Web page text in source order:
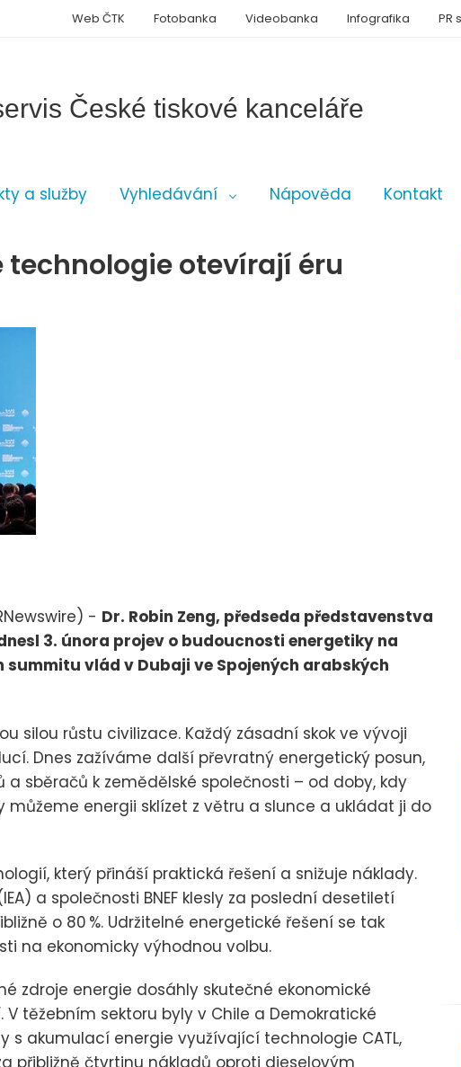
České tiskové kanceláře
a služby Vyhledávání Nápověda Kontakt
Web ČTK Fotobanka Videobanka Infografika PR
technologie otevírají éru
- Dr. Robin Zeng, předseda představenstva
3. února projev o budoucnosti energetiky na
vlád v Dubaji ve Spojených arabských
silou růstu civilizace. Každý zásadní skok ve vývoji
Dnes zažíváme další převratný energetický posun,
sběračů k zemědělské společnosti – od doby, kdy
můžeme energii sklízet z větru a slunce a ukládat ji do
který přináší praktická řešení a snižuje náklady.
a společnosti BNEF klesly za poslední desetiletí
o 80 %. Udržitelné energetické řešení se tak
na ekonomicky výhodnou volbu.
zdroje energie dosáhly skutečné ekonomické
těžebním sektoru byly v Chile a Demokratické
s akumulací energie využívající technologie CATL,
přibližně čtvrtinu nákladů oproti dieselovým